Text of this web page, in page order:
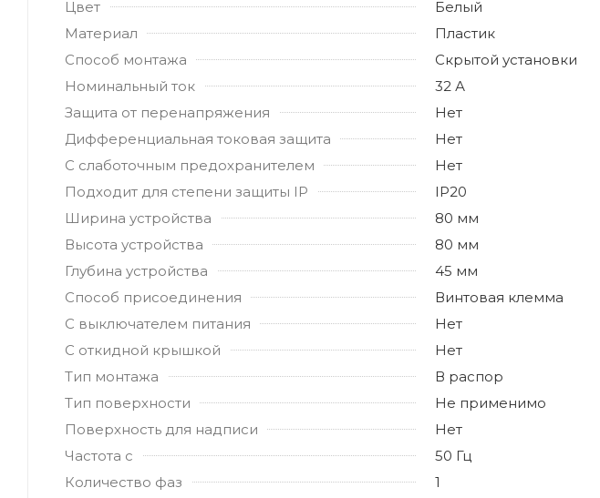
Цвет
Белый
Материал
Пластик
Способ монтажа
Скрытой установки
Номинальный ток
32 А
Защита от перенапряжения
Нет
Дифференциальная токовая защита
Нет
С слаботочным предохранителем
Нет
Подходит для степени защиты IP
IP20
Ширина устройства
80 мм
Высота устройства
80 мм
Глубина устройства
45 мм
Способ присоединения
Винтовая клемма
С выключателем питания
Нет
С откидной крышкой
Нет
Тип монтажа
В распор
Тип поверхности
Не применимо
Поверхность для надписи
Нет
Частота с
50 Гц
Количество фаз
1